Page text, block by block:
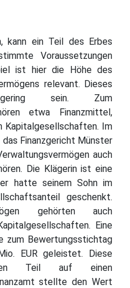
kann ein Teil des Erbes
Voraussetzungen
ist hier die Höhe des
relevant. Dieses
sein. Zum
etwa Finanzmittel,
Kapitalgesellschaften. Im
Finanzgericht Münster
auch
Die Klägerin ist eine
hatte seinem Sohn im
geschenkt.
gehörten auch
Eine
zum Bewertungsstichtag
EUR geleistet. Diese
Teil auf einen
stellte den Wert